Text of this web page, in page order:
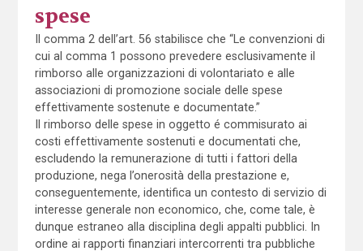
spese
Il comma 2 dell’art. 56 stabilisce che “Le convenzioni di
cui al comma 1 possono prevedere esclusivamente il
rimborso alle organizzazioni di volontariato e alle
associazioni di promozione sociale delle spese
effettivamente sostenute e documentate.”
Il rimborso delle spese in oggetto é commisurato ai
costi effettivamente sostenuti e documentati che,
escludendo la remunerazione di tutti i fattori della
produzione, nega l’onerosità della prestazione e,
conseguentemente, identifica un contesto di servizio di
interesse generale non economico, che, come tale, è
dunque estraneo alla disciplina degli appalti pubblici. In
ordine ai rapporti finanziari intercorrenti tra pubbliche